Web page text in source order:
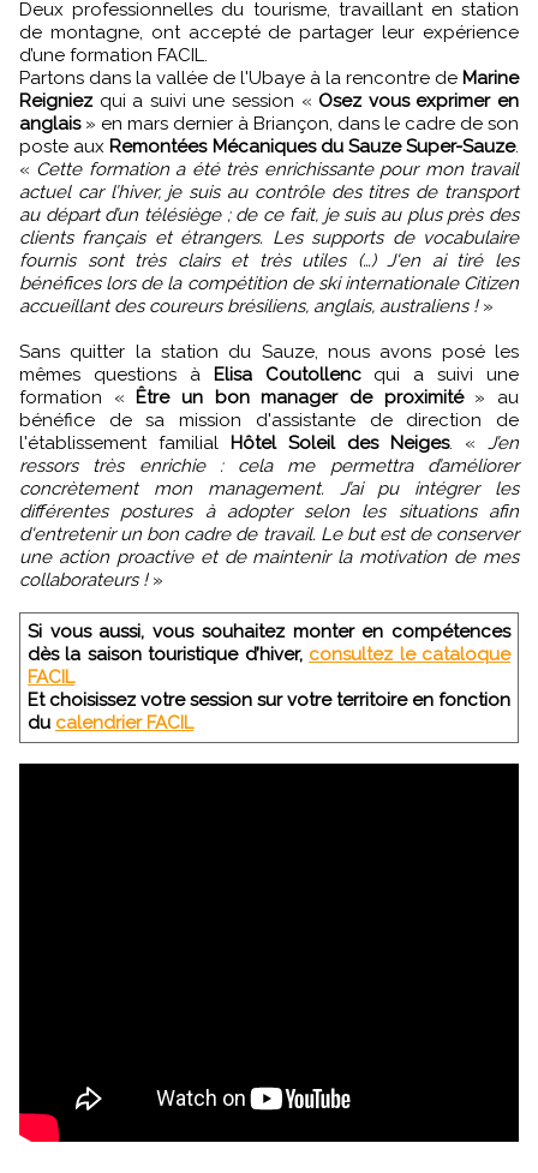
Deux professionnelles du tourisme, travaillant en station
de montagne, ont accepté de partager leur expérience
d’une formation FACIL.
Partons dans la vallée de l'Ubaye à la rencontre de Marine
Reigniezqui a suivi une session « Osez vous exprimer en
anglais» en mars dernier à Briançon, dans le cadre de son
poste aux Remontées Mécaniques du Sauze Super-Sauze.
« Cette formation a été très enrichissante pour mon travail
actuel car l’hiver, je suis au contrôle des titres de transport
au départ d’un télésiège ; de ce fait, je suis au plus près des
clients français et étrangers. Les supports de vocabulaire
fournis sont très clairs et très utiles (…) J'en ai tiré les
bénéfices lors de la compétition de ski internationale Citizen
accueillant des coureurs brésiliens, anglais, australiens !»
Sans quitter la station du Sauze, nous avons posé les
mêmes questions à
Elisa Coutollencqui a suivi une
formation « Être un bon manager de proximité» au
bénéfice de sa mission d'assistante de direction de
l'établissement familial
Hôtel Soleil des Neiges. « J’en
ressors très enrichie : cela me permettra d’améliorer
concrètement mon management. J’ai pu intégrer les
différentes postures à adopter selon les situations afin
d'entretenir un bon cadre de travail. Le but est de conserver
une action proactive et de maintenir la motivation de mes
collaborateurs !»
Si vous aussi, vous souhaitez monter en compétences
dès la saison touristique d’hiver, consultez le cataloque
FACIL
Et choisissez votre session sur votre territoire en fonction
du calendrier FACIL